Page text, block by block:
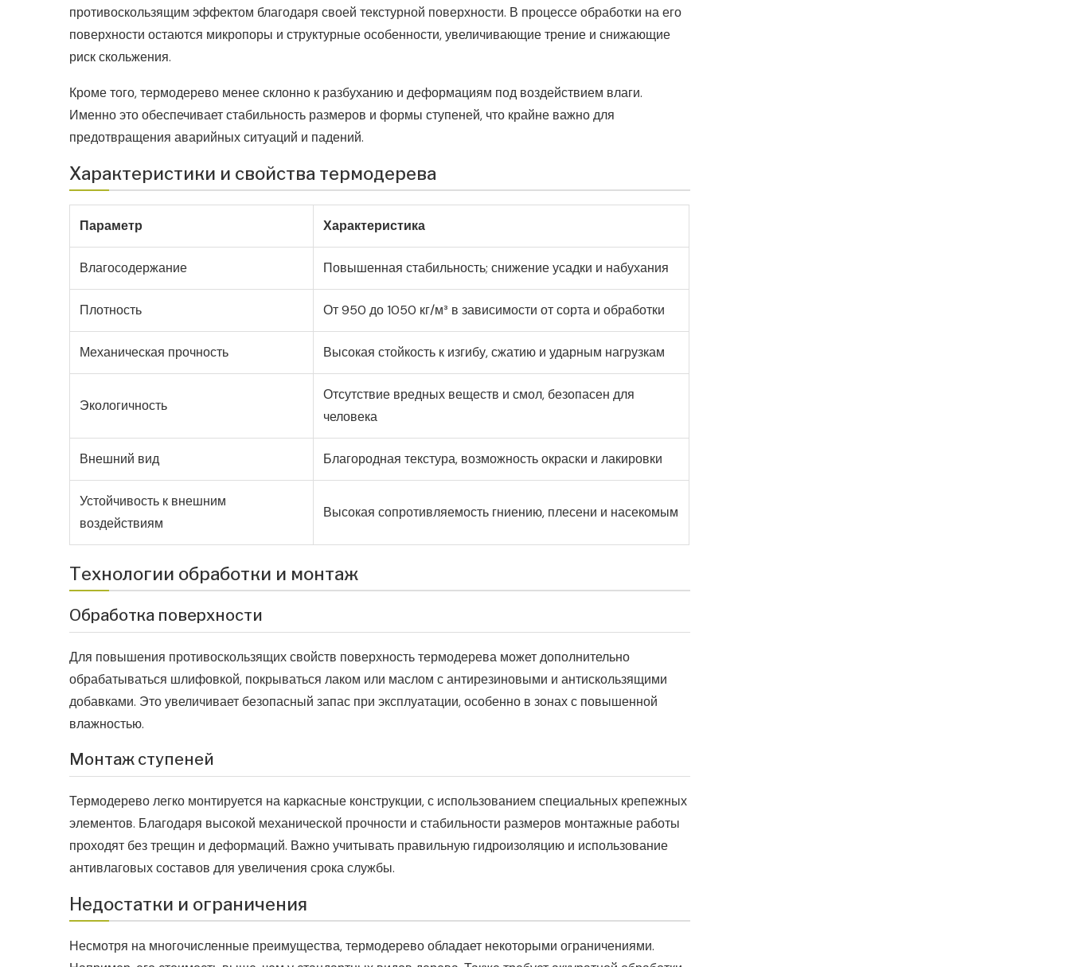
противоскользящим эффектом благодаря своей текстурной поверхности. В процессе обработки на его
поверхности остаются микропоры и структурные особенности, увеличивающие трение и снижающие
риск скольжения.
Кроме того, термодерево менее склонно к разбуханию и деформациям под воздействием влаги.
Именно это обеспечивает стабильность размеров и формы ступеней, что крайне важно для
предотвращения аварийных ситуаций и падений.
Характеристики и свойства термодерева
Параметр Характеристика
Влагосодержание Повышенная стабильность; снижение усадки и набухания
Плотность От 950 до 1050 кг/м³ в зависимости от сорта и обработки
Механическая прочность Высокая стойкость к изгибу, сжатию и ударным нагрузкам
Экологичность
Отсутствие вредных веществ и смол, безопасен для
человека
Внешний вид Благородная текстура, возможность окраски и лакировки
Устойчивость к внешним
воздействиям
Высокая сопротивляемость гниению, плесени и насекомым
Технологии обработки и монтаж
Обработка поверхности
Для повышения противоскользящих свойств поверхность термодерева может дополнительно
обрабатываться шлифовкой, покрываться лаком или маслом с антирезиновыми и антискользящими
добавками. Это увеличивает безопасный запас при эксплуатации, особенно в зонах с повышенной
влажностью.
Монтаж ступеней
Термодерево легко монтируется на каркасные конструкции, с использованием специальных крепежных
элементов. Благодаря высокой механической прочности и стабильности размеров монтажные работы
проходят без трещин и деформаций. Важно учитывать правильную гидроизоляцию и использование
антивлаговых составов для увеличения срока службы.
Недостатки и ограничения
Несмотря на многочисленные преимущества, термодерево обладает некоторыми ограничениями.